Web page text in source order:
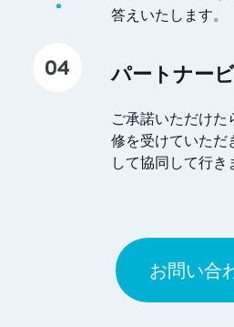
お問い合
答えいたします。
パートナー
ご承諾いただけ
修を受けていただ
して協同して行き